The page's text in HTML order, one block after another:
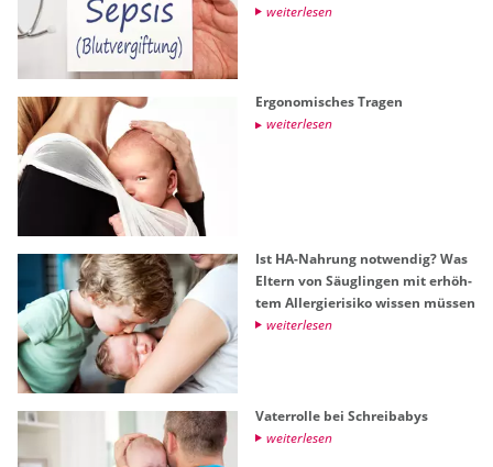
wei­ter­le­sen
Er­go­no­mi­sches Tra­gen
wei­ter­le­sen
Ist HA-Nah­rung not­wen­dig? Was
El­tern von Säug­lin­gen mit er­höh­
tem All­er­gie­ri­si­ko wis­sen müs­sen
wei­ter­le­sen
Va­ter­rol­le bei Schreiba­bys
wei­ter­le­sen